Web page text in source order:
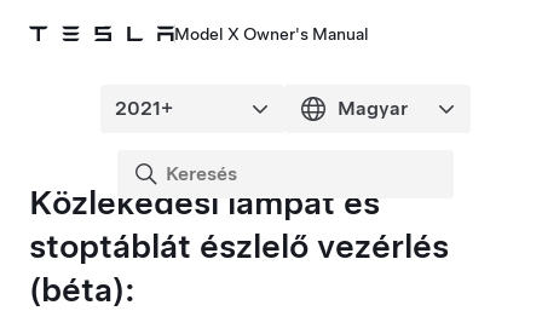
Model X Owner's Manual
Közlekedési lámpát és
stoptáblát észlelő vezérlés
(béta):